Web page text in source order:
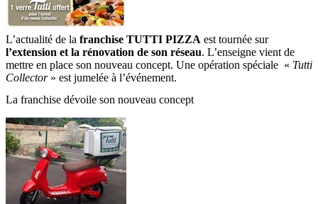
L’actualité de la franchise TUTTI PIZZA est tournée sur
l’extension et la rénovation de son réseau. L’enseigne vient de
mettre en place son nouveau concept. Une opération spéciale « Tutti
Collector » est jumelée à l’événement.
La franchise dévoile son nouveau concept